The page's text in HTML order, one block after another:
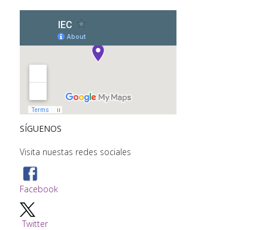
SÍGUENOS
Visita nuestas redes sociales
Facebook
Twitter